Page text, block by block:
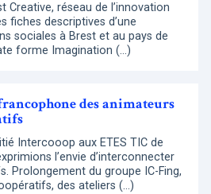
Creative, réseau de l’innovation
fiches descriptives d’une
sociales à Brest et au pays de
forme Imagination (…)
des animateurs
Intercooop aux ETES TIC de
l’envie d’interconnecter
Prolongement du groupe IC-Fing,
des ateliers (…)